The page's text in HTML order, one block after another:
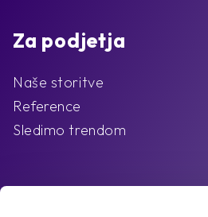
Za podjetja
Naše storitve
Reference
Sledimo trendom